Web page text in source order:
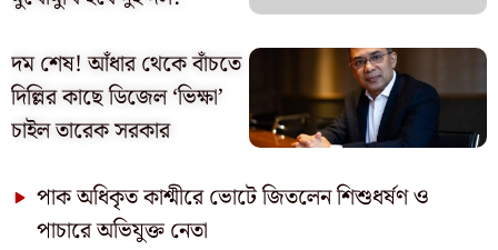
দম শেষ! আঁধার থেকে বাঁচতে
দিল্লির কাছে ডিজেল ‘ভিক্ষা’
চাইল তারেক সরকার
পাক অধিকৃত কাশ্মীরে ভোটে জিতলেন শিশুধর্ষণ ও
পাচারে অভিযুক্ত নেতা